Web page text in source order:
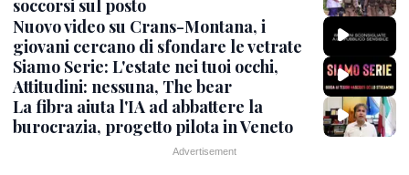
soccorsi sul posto
Nuovo video su Crans-Montana, i
giovani cercano di sfondare le vetrate
Siamo Serie: L'estate nei tuoi occhi,
Attitudini: nessuna, The bear
La fibra aiuta l'IA ad abbattere la
burocrazia, progetto pilota in Veneto